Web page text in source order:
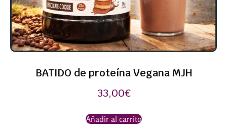
BATIDO de proteína Vegana MJH
33,00€
Añadir al carrito